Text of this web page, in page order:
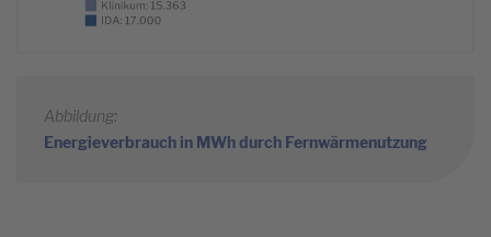
Abbildung:
Energieverbrauch in MWh durch Fernwärmenutzung